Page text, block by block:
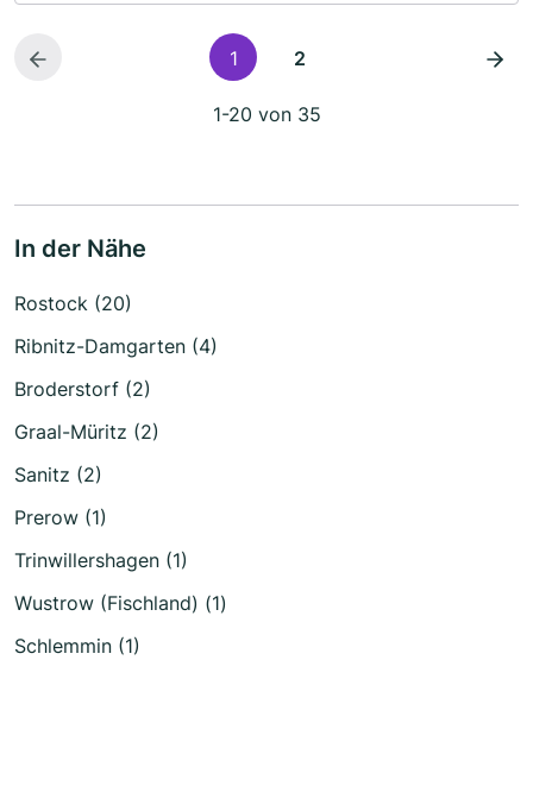
1 2
1-20 von 35
In der Nähe
Rostock (20)
Ribnitz-Damgarten (4)
Broderstorf (2)
Graal-Müritz (2)
Sanitz (2)
Prerow (1)
Trinwillershagen (1)
Wustrow (Fischland) (1)
Schlemmin (1)